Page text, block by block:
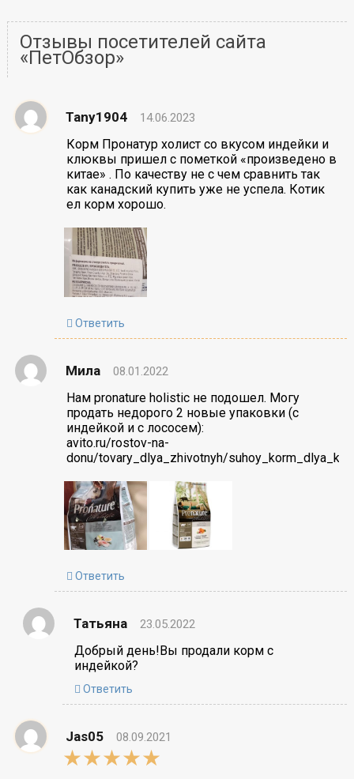
Отзывы посетителей сайта
«ПетОбзор»
Tany1904 14.06.2023
Корм Пронатур холист со вкусом индейки и
клюквы пришел с пометкой «произведено в
китае» . По качеству не с чем сравнить так
как канадский купить уже не успела. Котик
ел корм хорошо.
Ответить
Мила 08.01.2022
Нам pronature holistic не подошел. Могу
продать недорого 2 новые упаковки (с
индейкой и с лососем):
avito.ru/rostov-na-
donu/tovary_dlya_zhivotnyh/
Ответить
Татьяна 23.05.2022
Добрый день!Вы продали корм с
индейкой?
Ответить
Jas05
08.09.2021
5,0
rating